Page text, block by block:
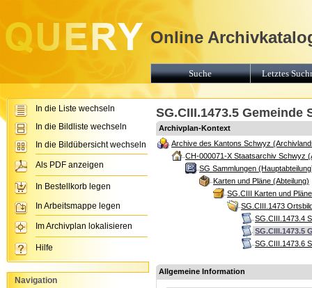
SG.CIII.1473.5 Gemeinde
Archivplan-Kontext
Archive des Kantons Schwyz
CH-000071-X Staatsarchiv Schwyz
SG Sammlungen
Karten und Pläne (Abteilung)
SG.CIII Karten und
SG.CIII.1473
SG.CIII.1473.4
SG.CIII.1473.5
SG.CIII.1473.6
Allgemeine Information
Online
Suche Letztes
In die Liste wechseln
In die Bildliste wechseln
In die Bildübersicht wechseln
Als PDF anzeigen
In Bestellkorb legen
In Arbeitsmappe legen
Im Archivplan lokalisieren
Hilfe
Navigation